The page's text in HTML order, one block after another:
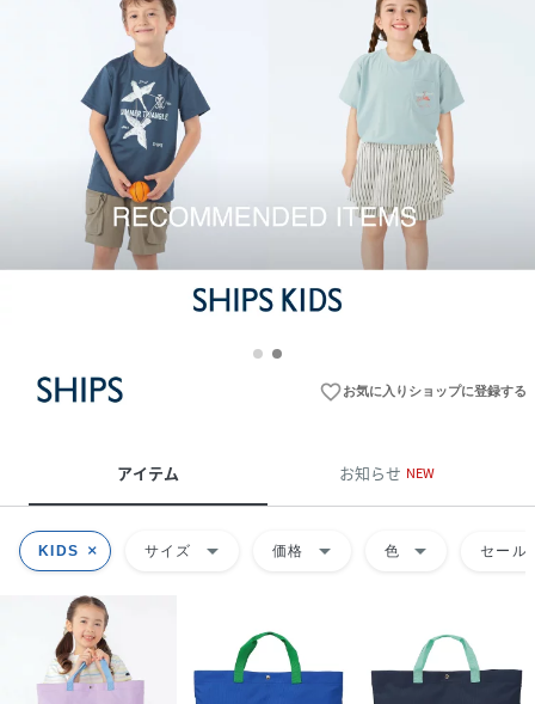
favorite_borderお気に入りショップに登録する
アイテム お知らせ NEW
KIDS サイズ arrow_drop_down 価格 arrow_drop_down 色 arrow_drop_down セール